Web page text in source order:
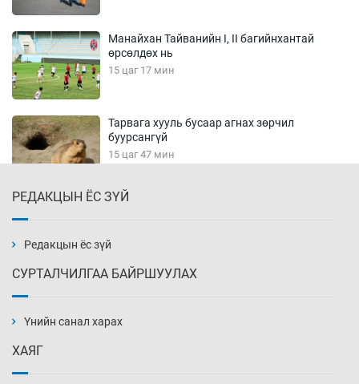
Манайхан Тайванийн I, II багийнхантай
өрсөлдөх нь
15 цаг 17 мин
Тарвага хууль бусаар агнах зөрчил
буурсангүй
15 цаг 47 мин
16 цаг 17 мин
16 цаг 47 мин
РЕДАКЦЫН ЁС ЗҮЙ
Редакцын ёс зүй
СУРТАЛЧИЛГАА БАЙРШУУЛАХ
Үнийн санал харах
ХАЯГ